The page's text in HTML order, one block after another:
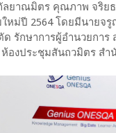
ยาณมิตร คุณภาพ จริยธ
หม่ปี 2564 โดยมีนายจ
รักษาการผู้อำนวยกา
องประชุมสันถวมิตร ส